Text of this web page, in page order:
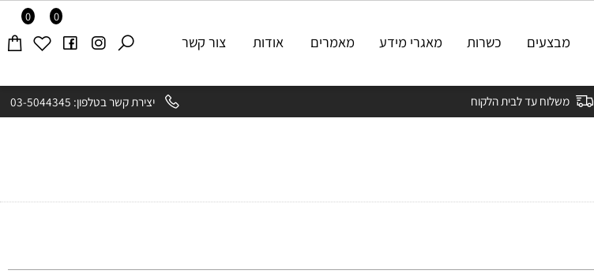
משלוח עד לבית הלקוח יצירת קשר בטלפון: 03-5044345
0 0
מבצעים כשרות מאגרי מידע מאמרים אודות צור קשר